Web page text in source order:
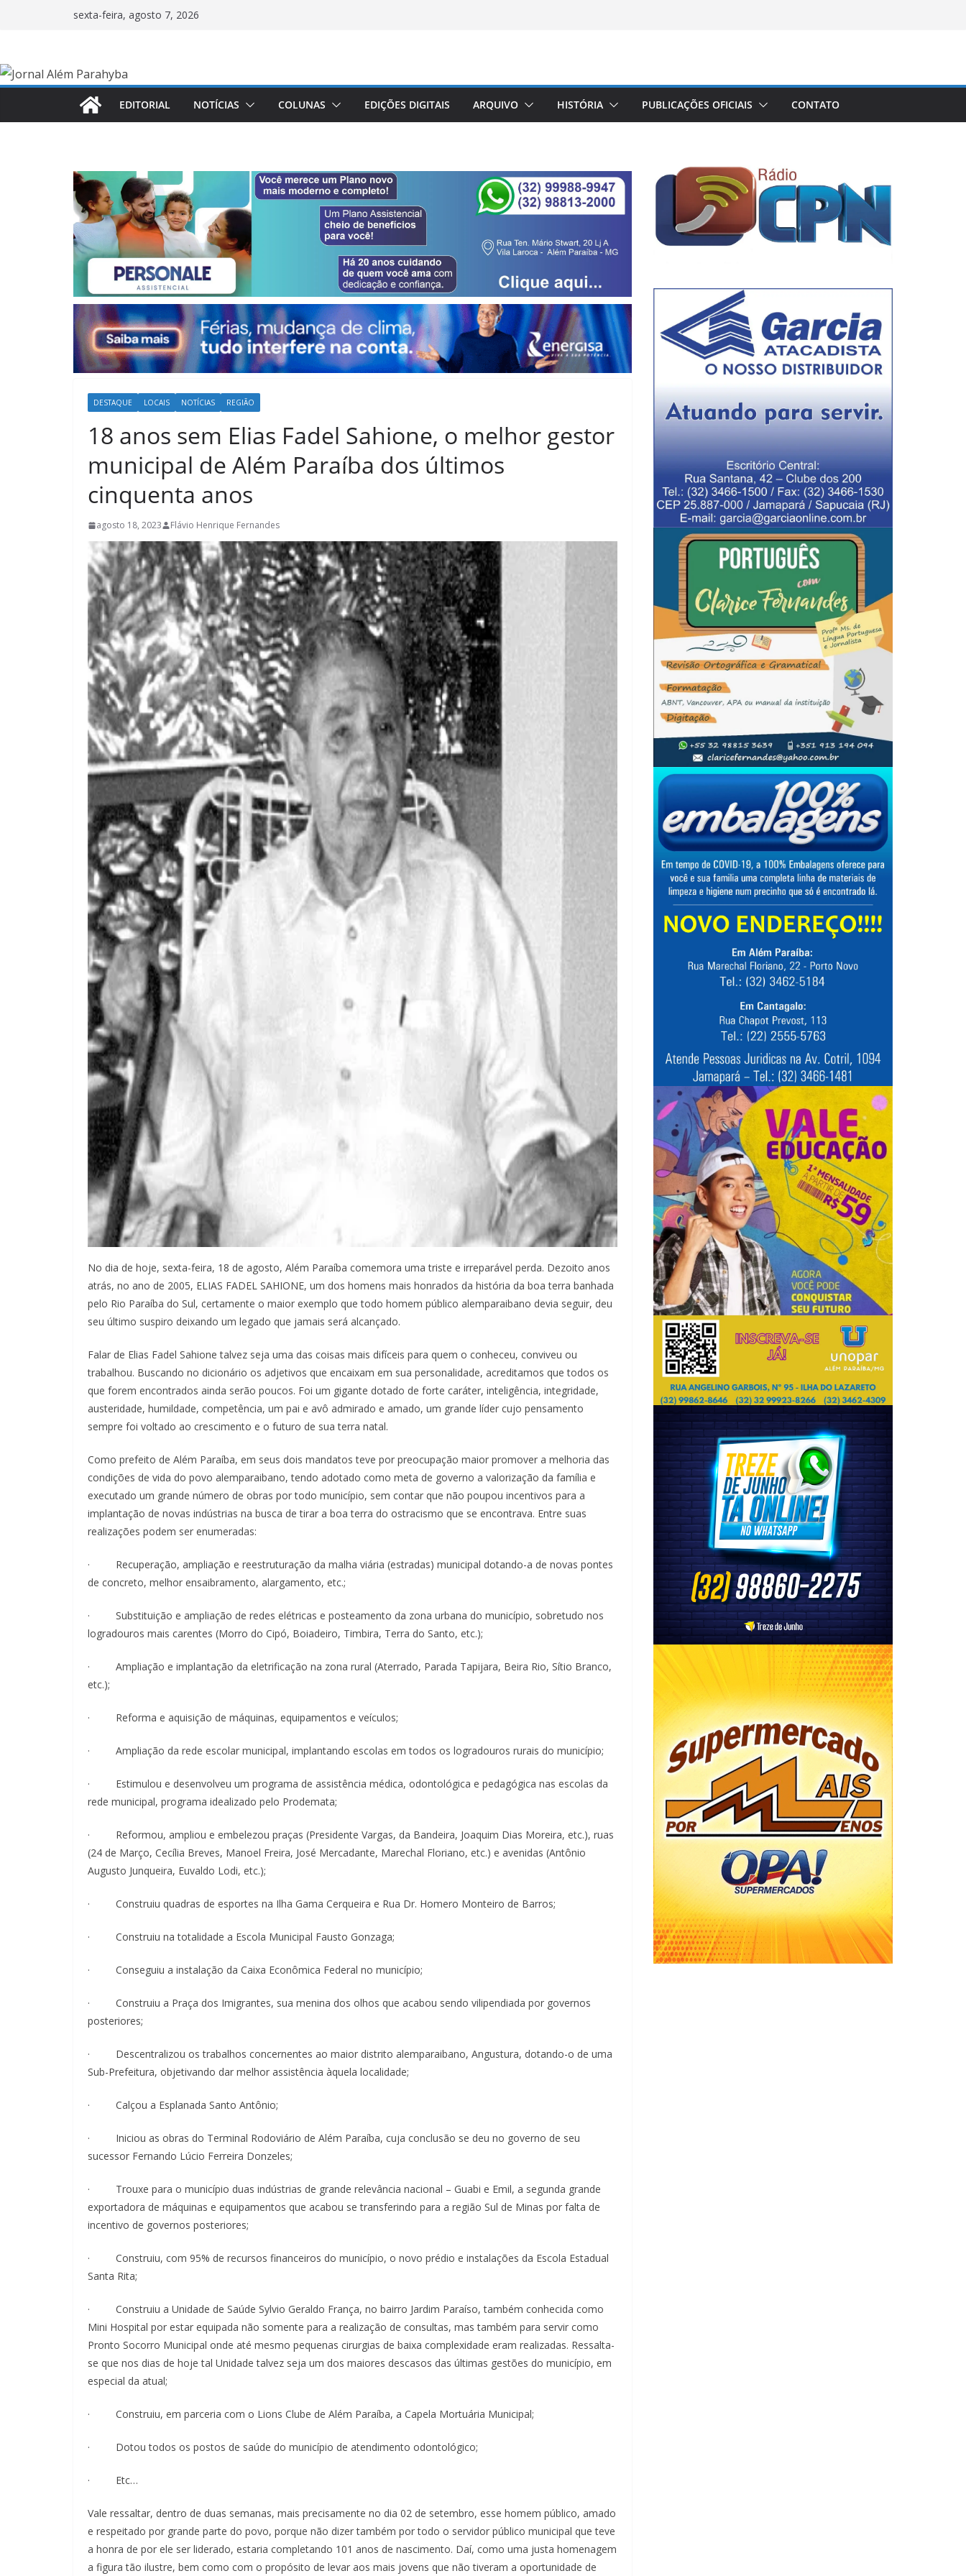
conteúdo
sexta-feira, agosto 7, 2026
EDITORIAL NOTÍCIAS COLUNAS EDIÇÕES DIGITAIS ARQUIVO HISTÓRIA PUBLICAÇÕES OFICIAIS CONTATO
DESTAQUE LOCAIS NOTÍCIAS REGIÃO
18 anos sem Elias Fadel Sahione, o melhor gestor
municipal de Além Paraíba dos últimos
cinquenta anos
agosto 18, 2023 Flávio Henrique Fernandes
No dia de hoje, sexta-feira, 18 de agosto, Além Paraíba comemora uma triste e irreparável perda. Dezoito anos
atrás, no ano de 2005, ELIAS FADEL SAHIONE, um dos homens mais honrados da história da boa terra banhada
pelo Rio Paraíba do Sul, certamente o maior exemplo que todo homem público alemparaibano devia seguir, deu
seu último suspiro deixando um legado que jamais será alcançado.
Falar de Elias Fadel Sahione talvez seja uma das coisas mais difíceis para quem o conheceu, conviveu ou
trabalhou. Buscando no dicionário os adjetivos que encaixam em sua personalidade, acreditamos que todos os
que forem encontrados ainda serão poucos. Foi um gigante dotado de forte caráter, inteligência, integridade,
austeridade, humildade, competência, um pai e avô admirado e amado, um grande líder cujo pensamento
sempre foi voltado ao crescimento e o futuro de sua terra natal.
Como prefeito de Além Paraíba, em seus dois mandatos teve por preocupação maior promover a melhoria das
condições de vida do povo alemparaibano, tendo adotado como meta de governo a valorização da família e
executado um grande número de obras por todo município, sem contar que não poupou incentivos para a
implantação de novas indústrias na busca de tirar a boa terra do ostracismo que se encontrava. Entre suas
realizações podem ser enumeradas:
· Recuperação, ampliação e reestruturação da malha viária (estradas) municipal dotando-a de novas pontes
de concreto, melhor ensaibramento, alargamento, etc.;
· Substituição e ampliação de redes elétricas e posteamento da zona urbana do município, sobretudo nos
logradouros mais carentes (Morro do Cipó, Boiadeiro, Timbira, Terra do Santo, etc.);
· Ampliação e implantação da eletrificação na zona rural (Aterrado, Parada Tapijara, Beira Rio, Sítio Branco,
etc.);
· Reforma e aquisição de máquinas, equipamentos e veículos;
· Ampliação da rede escolar municipal, implantando escolas em todos os logradouros rurais do município;
· Estimulou e desenvolveu um programa de assistência médica, odontológica e pedagógica nas escolas da
rede municipal, programa idealizado pelo Prodemata;
· Reformou, ampliou e embelezou praças (Presidente Vargas, da Bandeira, Joaquim Dias Moreira, etc.), ruas
(24 de Março, Cecília Breves, Manoel Freira, José Mercadante, Marechal Floriano, etc.) e avenidas (Antônio
Augusto Junqueira, Euvaldo Lodi, etc.);
· Construiu quadras de esportes na Ilha Gama Cerqueira e Rua Dr. Homero Monteiro de Barros;
· Construiu na totalidade a Escola Municipal Fausto Gonzaga;
· Conseguiu a instalação da Caixa Econômica Federal no município;
· Construiu a Praça dos Imigrantes, sua menina dos olhos que acabou sendo vilipendiada por governos
posteriores;
· Descentralizou os trabalhos concernentes ao maior distrito alemparaibano, Angustura, dotando-o de uma
Sub-Prefeitura, objetivando dar melhor assistência àquela localidade;
· Calçou a Esplanada Santo Antônio;
· Iniciou as obras do Terminal Rodoviário de Além Paraíba, cuja conclusão se deu no governo de seu
sucessor Fernando Lúcio Ferreira Donzeles;
· Trouxe para o município duas indústrias de grande relevância nacional – Guabi e Emil, a segunda grande
exportadora de máquinas e equipamentos que acabou se transferindo para a região Sul de Minas por falta de
incentivo de governos posteriores;
· Construiu, com 95% de recursos financeiros do município, o novo prédio e instalações da Escola Estadual
Santa Rita;
· Construiu a Unidade de Saúde Sylvio Geraldo França, no bairro Jardim Paraíso, também conhecida como
Mini Hospital por estar equipada não somente para a realização de consultas, mas também para servir como
Pronto Socorro Municipal onde até mesmo pequenas cirurgias de baixa complexidade eram realizadas. Ressalta-
se que nos dias de hoje tal Unidade talvez seja um dos maiores descasos das últimas gestões do município, em
especial da atual;
· Construiu, em parceria com o Lions Clube de Além Paraíba, a Capela Mortuária Municipal;
· Dotou todos os postos de saúde do município de atendimento odontológico;
· Etc…
Vale ressaltar, dentro de duas semanas, mais precisamente no dia 02 de setembro, esse homem público, amado
e respeitado por grande parte do povo, porque não dizer também por todo o servidor público municipal que teve
a honra de por ele ser liderado, estaria completando 101 anos de nascimento. Daí, como uma justa homenagem
a figura tão ilustre, bem como com o propósito de levar aos mais jovens que não tiveram a oportunidade de